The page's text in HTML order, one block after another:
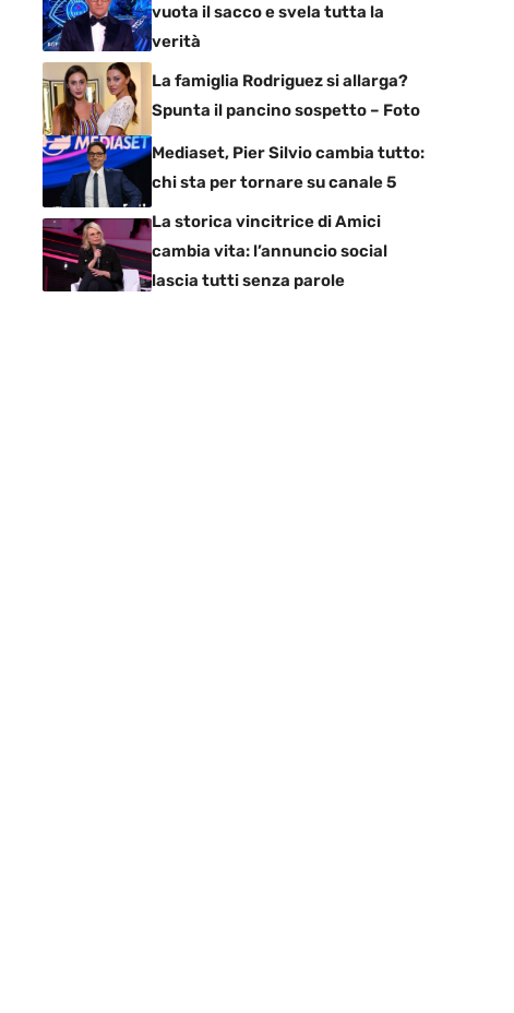
vuota il sacco e svela tutta la
verità
La famiglia Rodriguez si allarga?
Spunta il pancino sospetto – Foto
Mediaset, Pier Silvio cambia tutto:
chi sta per tornare su canale 5
La storica vincitrice di Amici
cambia vita: l’annuncio social
lascia tutti senza parole